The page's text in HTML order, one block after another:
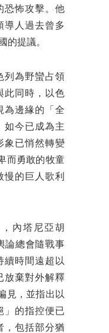
恐怖攻擊。他
導人過去曾多
的提議。
列為野蠻占領
此同時，以色
為邊緣的「全
如今已成為主
象已悄然轉變
而勇敢的牧童
慢的巨人歌利
內塔尼亞胡
論總會隨戰事
續時間遠超以
放棄對外解釋
見，並指出以
」的指控便已
，包括部分猶